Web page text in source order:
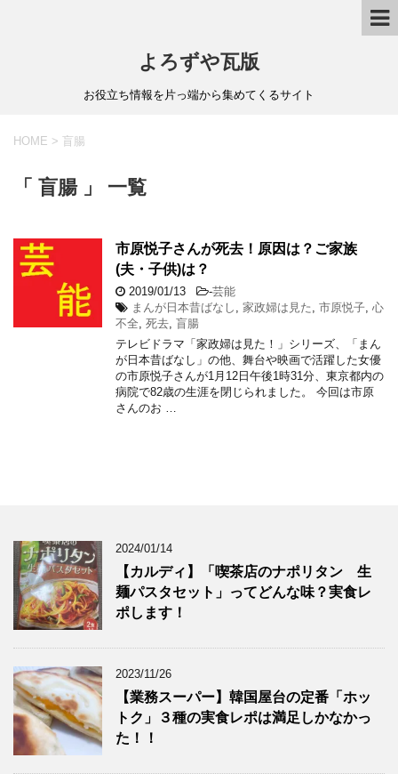
よろずや瓦版
お役立ち情報を片っ端から集めてくるサイト
HOME > 盲腸
「 盲腸 」 一覧
市原悦子さんが死去！原因は？ご家族
(夫・子供)は？
2019/01/13 -芸能
まんが日本昔ばなし
家政婦は見た 市原悦子 心
不全 死去 盲腸
テレビドラマ「家政婦は見た！」シリーズ、「まん
が日本昔ばなし」の他、舞台や映画で活躍した女優
の市原悦子さんが1月12日午後1時31分、東京都内の
病院で82歳の生涯を閉じられました。 今回は市原
さんのお …
2024/01/14
【カルディ】「喫茶店のナポリタン 生
麺パスタセット」ってどんな味？実食レ
ポします！
2023/11/26
【業務スーパー】韓国屋台の定番「ホッ
トク」３種の実食レポは満足しかなかっ
た！！